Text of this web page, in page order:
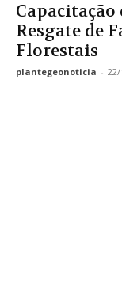
Resgate de
Florestais
plantegeonoticia - 22/